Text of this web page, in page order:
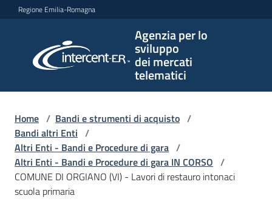
Vai al contenuto
Vai alla navigazione
Vai al footer
Regione Emilia-Romagna
Agenzia per lo
sviluppo
dei mercati
telematici
per lo
sviluppo
telematici
L'Agenzia
Home / Bandi e strumenti di acquisto /
Bandi altri Enti /
Altri Enti - Bandi e Procedure di gara /
Altri Enti - Bandi e Procedure di gara IN CORSO /
COMUNE DI ORGIANO (VI) - Lavori di restauro intonaci
scuola primaria